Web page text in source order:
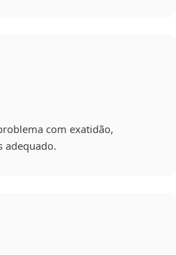
com exatidão,
adequado.